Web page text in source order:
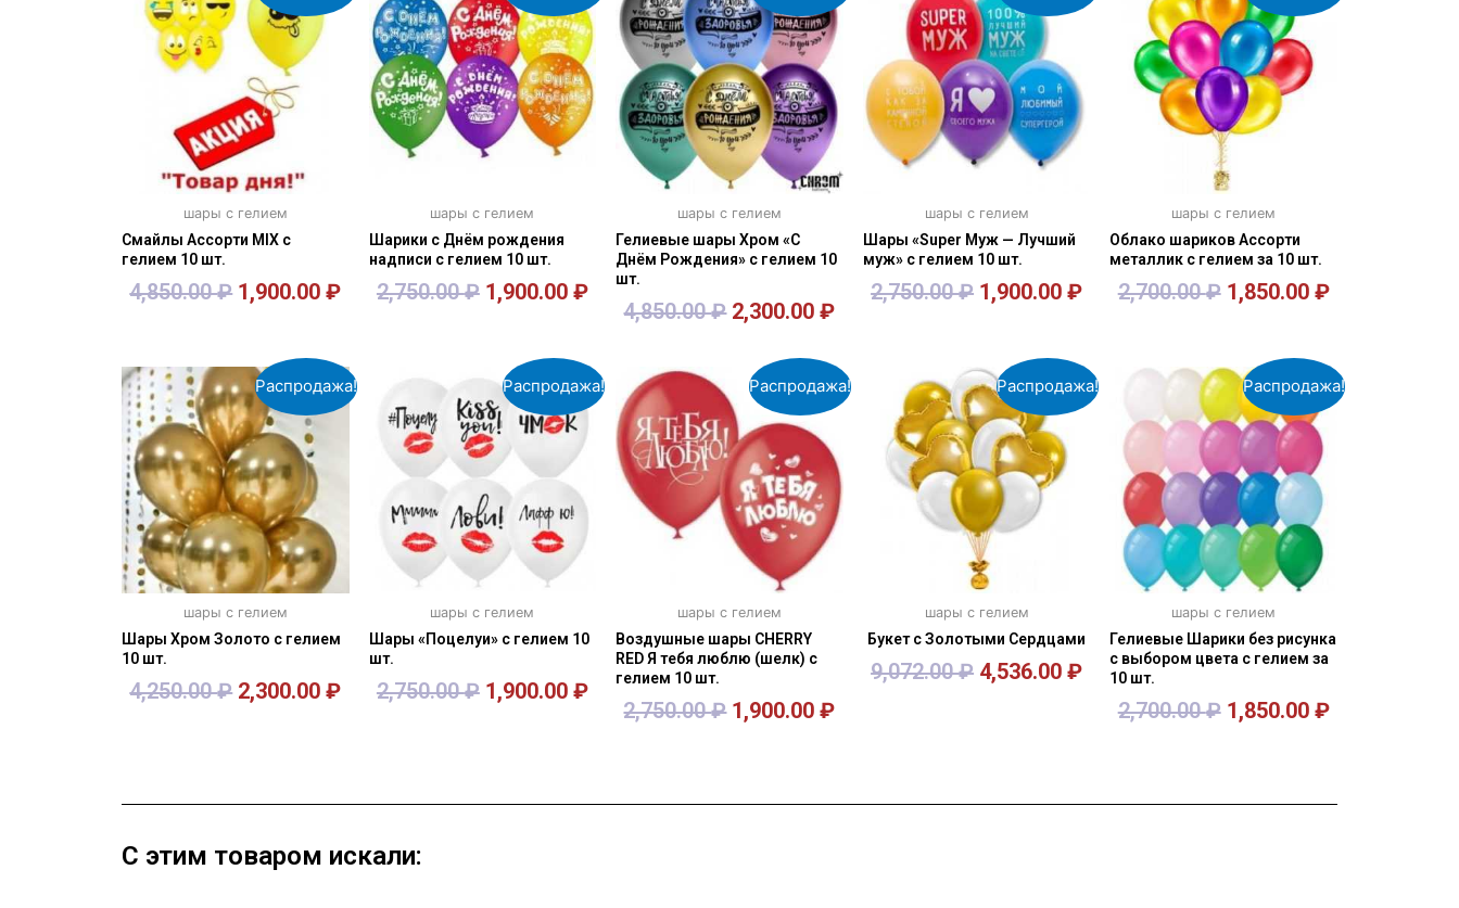
шары с гелием
Смайлы Ассорти MIX с
гелием 10 шт.
4,850.00₽ 1,900.00₽
шары с гелием
Шарики с Днём рождения
надписи с гелием 10 шт.
2,750.00₽ 1,900.00 ₽
шары с гелием
Гелиевые шары Хром «С
Днём Рождения» с гелием 10
шт.
4,850.00₽ 2,300.00₽
шары с гелием
Шары «Super Муж — Лучший
муж» с гелием 10 шт.
2,750.00₽ 1,900.00₽
шары с гелием
Облако шариков Ассорти
металлик с гелием за 10 шт.
2,700.00₽ 1,850.00 ₽
Распродажа!
шары с гелием
Шары Хром Золото с гелием
10 шт.
4,250.00₽ 2,300.00₽
Распродажа!
шары с гелием
Шары «Поцелуи» с гелием 10
шт.
2,750.00₽ 1,900.00 ₽
Распродажа!
шары с гелием
Воздушные шары CHERRY
RED Я тебя люблю (шелк) с
гелием 10 шт.
2,750.00₽ 1,900.00₽
Распродажа!
шары с гелием
Букет с Золотыми Сердцами
9,072.00₽ 4,536.00₽
Распродажа!
шары с гелием
Гелиевые Шарики без рисунка
с выбором цвета с гелием за
10 шт.
2,700.00₽ 1,850.00 ₽
С этим товаром искали: